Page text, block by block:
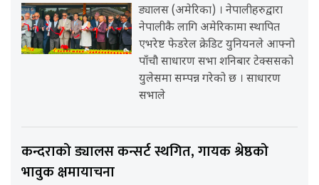
ड्यालस (अमेरिका) । नेपालीहरुद्वारा
नेपालीकै लागि अमेरिकामा स्थापित
एभरेष्ट फेडरेल क्रेडिट युनियनले आफ्नो
पाँचौ साधारण सभा शनिबार टेक्ससको
युलेसमा सम्पन्न गरेको छ । साधारण
सभाले
कन्दराको ड्यालस कन्सर्ट स्थगित, गायक श्रेष्ठको
भावुक क्षमायाचना